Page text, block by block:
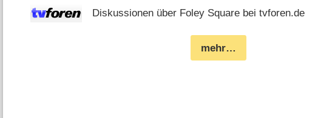
Diskussionen über Foley Square bei tvforen.de
mehr…